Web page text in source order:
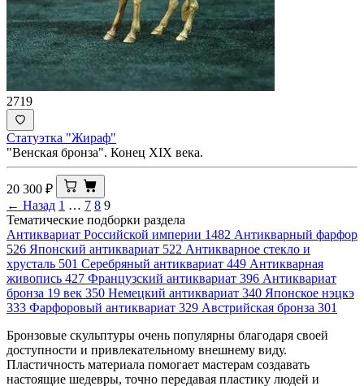
2719
Статуэтка "Жираф"
"Венская бронза". Конец XIX века.
20 300 ₽
← Назад 1 … 7 8 9
Тематические подборки раздела
Антиквариат Российской империи 1482 Антикварный фарфор
526 Японский антиквариат 522 Антикварное стекло и
хрусталь 501 Серебряный антиквариат 449 Антикварная
живопись 427 Французский антиквариат 396 Антиквариат
бронза 19 век 350 Немецкий антиквариат 340 Японское нэцкэ
333 Фарфоровый антиквариат 329 Австрийская бронза 301
Бронзовые скульптуры очень популярны благодаря своей
доступности и привлекательному внешнему виду.
Пластичность материала помогает мастерам создавать
настоящие шедевры, точно передавая пластику людей и